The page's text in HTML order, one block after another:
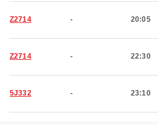
Z2714 - 20:05
Z2714 - 22:30
5J332 - 23:10